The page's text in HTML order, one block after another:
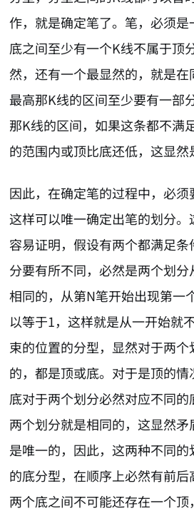
作，就是确定笔了。笔，必须
底之间至少有一个K线不属于顶
然，还有一个最显然的，就是
最高那K线的区间至少要有一部
那K线的区间，如果这条都不满
的范围内或顶比底还低，这显然
因此，在确定笔的过程中，必须
这样可以唯一确定出笔的划分
容易证明，假设有两个都满足
分要有所不同，必然是两个划
相同的，从第N笔开始出现第一
以等于1，这样就是从一开始就
束的位置的分型，显然对于两
的，都是顶或底。对于是顶的
底对于两个划分必然对应不同
两个划分就是相同的，这显然
是唯一的，因此，这两种不同
的底分型，在顺序上必然有前
两个底之间不可能还存在一个